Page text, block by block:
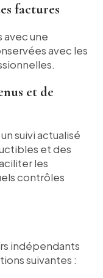
factures
avec une
avec les
et de
suivi actualisé
et des
les
contrôles
indépendants
suivantes :